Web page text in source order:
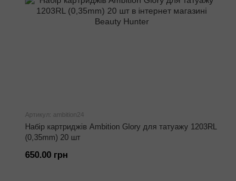
Артикул: ambition24
Набір картриджів Ambition Glory для татуажу 1203RL
(0,35mm) 20 шт
650.00 грн